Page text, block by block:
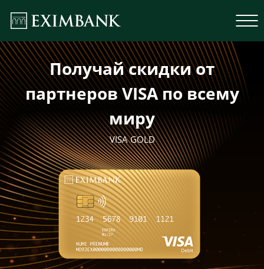
Получай скидки от
партнеров VISA по всему
миру
VISA GOLD